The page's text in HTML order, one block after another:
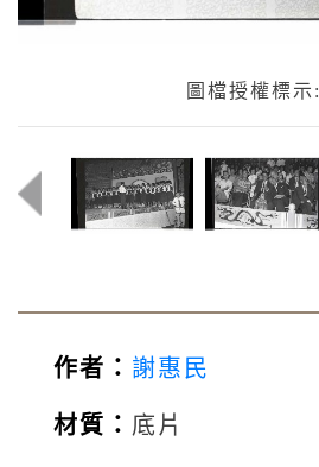
圖檔授權標示:
作者： 謝惠民
材質： 底片